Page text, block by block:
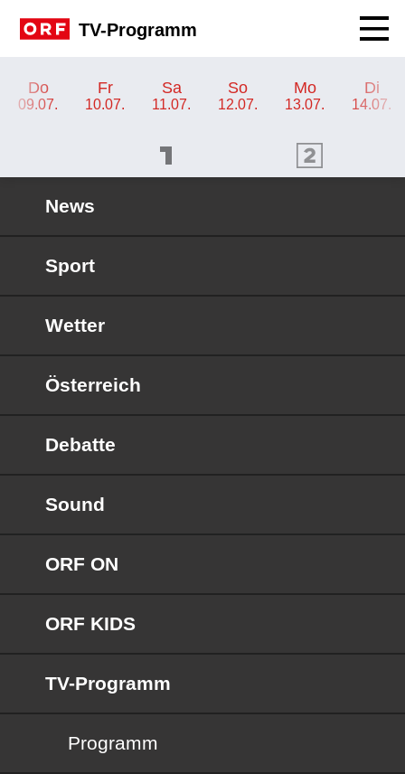
TV-Programm
Do
09.07.
Fr
10.07.
Sa
11.07.
So
12.07.
Mo
13.07.
Di
14.07.
ORF 2 Programm
News
Sport
Wetter
Österreich
Debatte
Sound
ORF ON
ORF KIDS
TV-Programm
Programm